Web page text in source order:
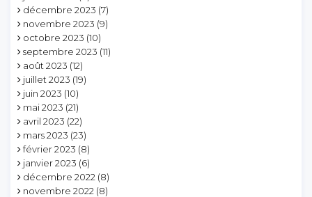
décembre 2023 (7)
novembre 2023 (9)
octobre 2023 (10)
septembre 2023 (11)
août 2023 (12)
juillet 2023 (19)
juin 2023 (10)
mai 2023 (21)
avril 2023 (22)
mars 2023 (23)
février 2023 (8)
janvier 2023 (6)
décembre 2022 (8)
novembre 2022 (8)